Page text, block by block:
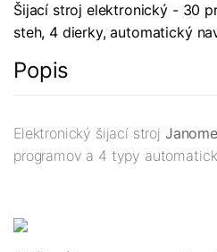
Šijací stroj elektronický - 30
steh, 4 dierky, automatický
Popis
Elektronický šijací stroj
programov a 4 typy